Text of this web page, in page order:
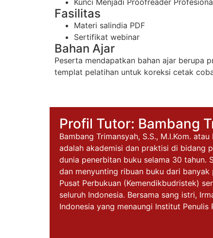
Kunci Menjadi Proofreader
Fasilitas
Materi salindia PDF
Sertifikat webinar
Bahan Ajar
Peserta mendapatkan bahan ajar berupa
templat pelatihan untuk koreksi cetak
Profil Tutor: Bambang
Bambang Trimansyah, S.S., M.I.Kom.
adalah akademisi dan praktisi di bidang
dunia penerbitan buku selama 30 tahun.
dan menyunting ribuan buku dari
Pusat Perbukuan (Kemendikbudristek)
seluruh Indonesia. Bersama sang istri,
Indonesia yang menaungi Institut Penulis